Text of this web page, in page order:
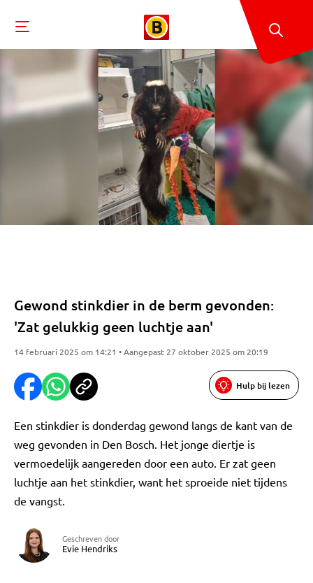
Gewond stinkdier in de berm gevonden:
'Zat gelukkig geen luchtje aan'
14 februari 2025 om 14:21 • Aangepast 27 oktober 2025 om 20:19
Hulp bij lezen
Een stinkdier is donderdag gewond langs de kant van de
weg gevonden in Den Bosch. Het jonge diertje is
vermoedelijk aangereden door een auto. Er zat geen
luchtje aan het stinkdier, want het sproeide niet tijdens
de vangst.
Geschreven door
Evie Hendriks